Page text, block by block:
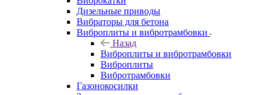
Дизельные приводы
Вибраторы для бетона
Виброплиты и вибротрамбовки
Назад
Виброплиты и вибротрамбовки
Виброплиты
Вибротрамбовки
Газонокосилки